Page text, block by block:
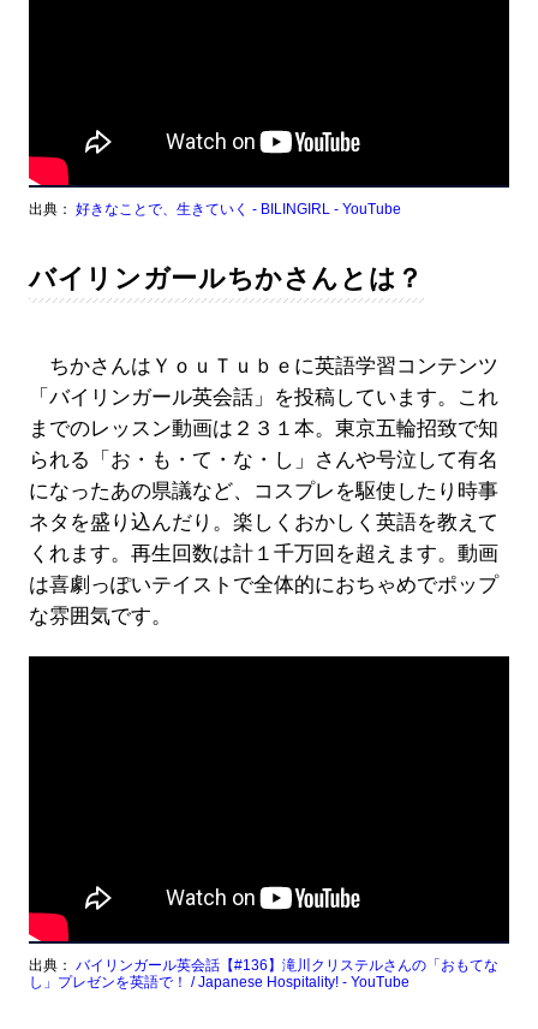
出典： 好きなことで、生きていく - BILINGIRL - YouTube
バイリンガールちかさんとは？
ちかさんはＹｏｕＴｕｂｅに英語学習コンテンツ
「バイリンガール英会話」を投稿しています。これ
までのレッスン動画は２３１本。東京五輪招致で知
られる「お・も・て・な・し」さんや号泣して有名
になったあの県議など、コスプレを駆使したり時事
ネタを盛り込んだり。楽しくおかしく英語を教えて
くれます。再生回数は計１千万回を超えます。動画
は喜劇っぽいテイストで全体的におちゃめでポップ
な雰囲気です。
出典： バイリンガール英会話【#136】滝川クリステルさんの「おもてな
し」プレゼンを英語で！ / Japanese Hospitality! - YouTube